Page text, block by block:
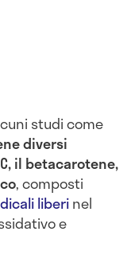
studi come
diversi
il betacarotene,
, composti
liberinel
e